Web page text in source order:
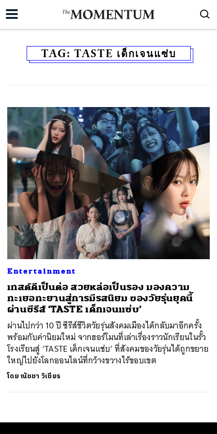
TAG: TASTE เด็กเจนแซ่บ
Entertainment
เทสต์ดีเป็นต่อ สวยหล่อเป็นรอง มองความ
ทะเยอทะยานสู่การมีรสนิยม ของวัยรุ่นยุคนี้
ผ่านซีรีส์ ‘TASTE เด็กเจนแซ่บ’
ผ่านไปกว่า 10 ปี ซีรีส์ชีวิตวัยรุ่นสังคมเมืองได้กลับมาอีกครั้ง
พร้อมกับค่านิยมใหม่ จากฮอร์โมนที่เล่าเรื่องราวนักเรียนในรั้ว
โรงเรียนสู่ ‘TASTE เด็กเจนแซ่บ’ ที่สังคมของวัยรุ่นได้ถูกขยาย
ใหญ่ไปยังโลกออนไลน์ที่กว้างขวางไร้ขอบเขต
โดย ณัชชา วิเชียร
ค้นหา
SHARE TWEET LINE EMAIL